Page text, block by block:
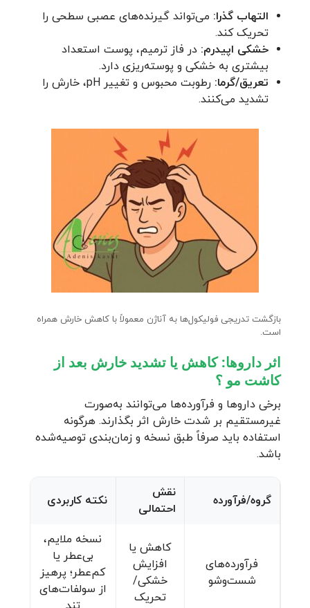
التهاب گذرا: می‌تواند گیرنده‌های عصبی سطحی را
تحریک کند.
خشکی اپیدرم: در فاز ترمیم، پوست استعداد
بیشتری به خشکی و پوسته‌ریزی دارد.
تعریق/گرما:
رطوبت محبوس و تغییر pH، خارش را
تشدید می‌کنند.
بازگشت تدریجی فولیکول‌ها به آناژن معمولاً با کاهش خارش همراه
است.
اثر داروها: کاهش یا تشدید خارش بعد از
کاشت مو ؟
برخی داروها و فرآورده‌ها می‌توانند به‌صورت
غیرمستقیم بر شدت خارش اثر بگذارند. هرگونه
استفاده باید صرفاً طبق نسخه و زمان‌بندی توصیه‌شده
باشد.
گروه/فرآورده
نقش
احتمالی
نکته کاربردی
فرآورده‌های
شست‌وشو
کاهش یا
افزایش
خشکی/
تحریک
نسخه ملایم،
بی‌عطر یا
کم‌عطر؛ پرهیز
از سولفات‌های